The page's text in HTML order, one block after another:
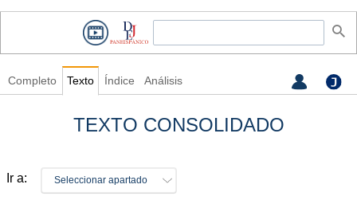
Completo Texto Índice Análisis
TEXTO CONSOLIDADO
Ir a: Seleccionar apartado